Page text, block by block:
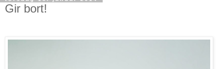
Gir bort!